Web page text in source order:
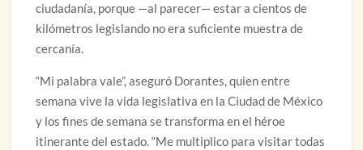
ciudadanía, porque —al parecer— estar a cientos de
kilómetros legislando no era suficiente muestra de
cercanía.
“Mi palabra vale”, aseguró Dorantes, quien entre
semana vive la vida legislativa en la Ciudad de México
y los fines de semana se transforma en el héroe
itinerante del estado. “Me multiplico para visitar todas